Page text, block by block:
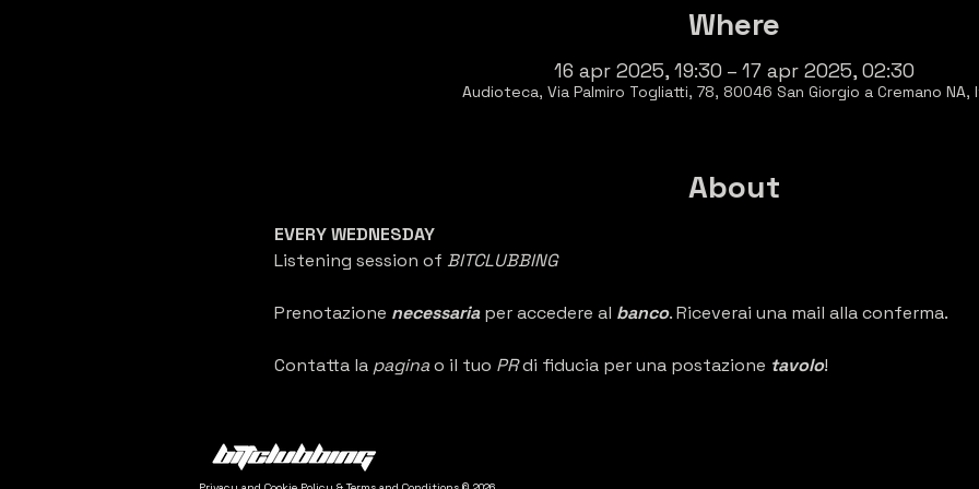
Where
16 apr 2025, 19:30 – 17 apr 2025, 02:30
Audioteca, Via Palmiro Togliatti, 78, 80046 San Giorgio a Cremano NA,
About
EVERY WEDNESDAY
Listening session of BITCLUBBING
Prenotazione necessaria per accedere al banco. Riceverai una mail alla conferma.
Contatta la pagina o il tuo PR di fiducia per una postazione tavolo!